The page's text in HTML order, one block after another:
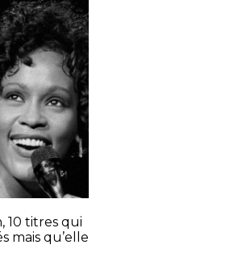
10 titres qui
mais qu’elle